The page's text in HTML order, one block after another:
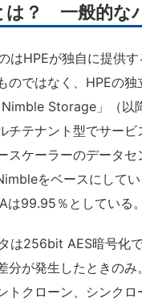
？ 一般的な
HPEが独自に提供
のではなく、HPEの
Storage」（以
チテナント型でサー
スケーラーのデータ
をベースにしてい
99.95％としている。
256bit AES暗号化
分が発生したときの
トクローン、シンク